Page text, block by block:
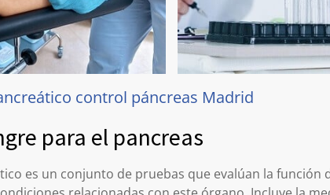
control páncreas Madrid
para el pancreas
es un conjunto de pruebas que evalúan la función